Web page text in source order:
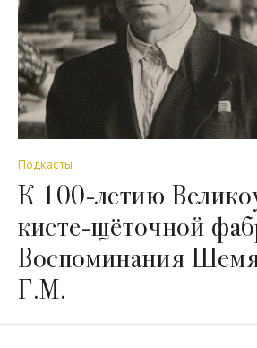
Подкасты
К 100-летию
кисте-щёточной
Воспоминания
Г.М.